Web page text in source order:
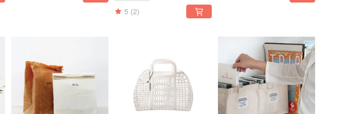
5 (2)